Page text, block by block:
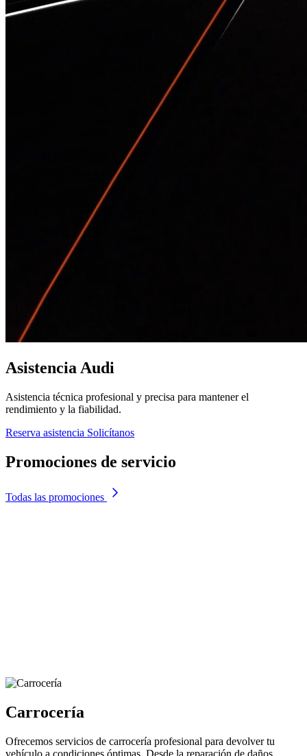
Asistencia Audi
Asistencia técnica profesional y precisa para mantener el
rendimiento y la fiabilidad.
Reserva asistencia Solicítanos
Promociones de servicio
Todas las promociones
Carrocería
Ofrecemos servicios de carrocería profesional para devolver tu
vehículo a condiciones óptimas. Desde la reparación de daños